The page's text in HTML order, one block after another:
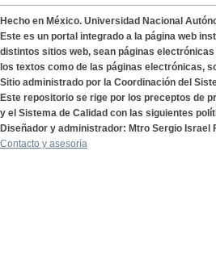
Hecho en México. Universidad Nacional
Este es un portal integrado a la página web
distintos sitios web, sean páginas
los textos como de las páginas electrónicas,
Sitio administrado por la Coordinación del
Este repositorio se rige por los preceptos de
y el Sistema de Calidad con las siguientes
Diseñador y administrador: Mtro Sergio Israel
Contacto y asesoría